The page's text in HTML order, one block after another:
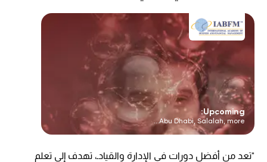
Upcoming:
Abu Dhabi, Salalah, more...
"تعد من أفضل دورات في الإدارة والقيادـ، تهدف إلى تعلم